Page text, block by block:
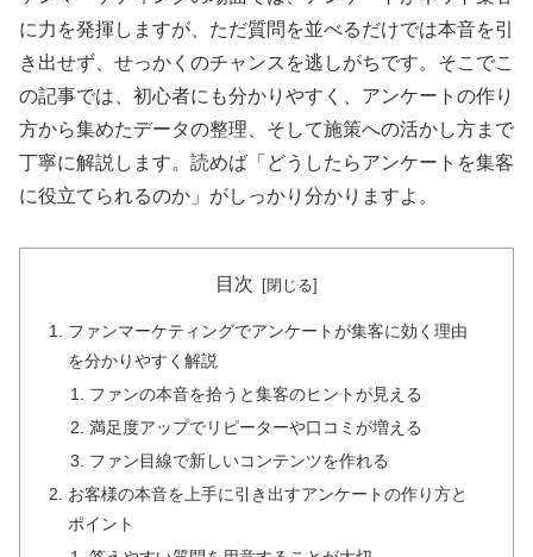
に力を発揮しますが、ただ質問を並べるだけでは本音を引
き出せず、せっかくのチャンスを逃しがちです。そこでこ
の記事では、初心者にも分かりやすく、アンケートの作り
方から集めたデータの整理、そして施策への活かし方まで
丁寧に解説します。読めば「どうしたらアンケートを集客
に役立てられるのか」がしっかり分かりますよ。
目次
ファンマーケティングでアンケートが集客に効く理由
を分かりやすく解説
ファンの本音を拾うと集客のヒントが見える
満足度アップでリピーターや口コミが増える
ファン目線で新しいコンテンツを作れる
お客様の本音を上手に引き出すアンケートの作り方と
ポイント